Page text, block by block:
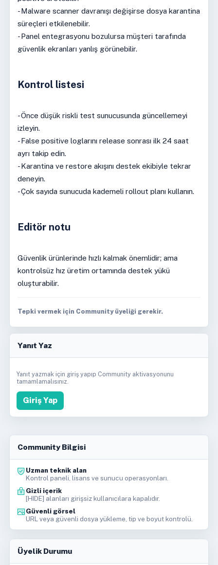
- Malware scanner davranışı değişirse dosya karantina
süreçleri etkilenebilir.
- Panel entegrasyonu bozulursa müşteri tarafında
güvenlik ekranları yanlış görünebilir.
Kontrol listesi
- Önce düşük riskli test sunucusunda güncellemeyi
izleyin.
- False positive loglarını release sonrası ilk 24 saat
ayrı takip edin.
- Karantina ve restore akışını destek ekibiyle tekrar
deneyin.
- Çok sayıda sunucuda kademeli rollout planı kullanın.
Editör notu
Güvenlik ürünlerinde hızlı kalmak önemlidir; ama
kontrolsüz hız üretim ortamında destek yükü
oluşturabilir.
Tepki vermek için Community üyeliği gerekir.
Yanıt Yaz
Yanıt yazmak için giriş yapıp Community aktivasyonunu
tamamlamalısınız.
Giriş Yap
Community Bilgisi
Uzman teknik alan
Kontrol paneli, lisans ve sunucu operasyonları.
Gizli içerik
[HIDE] alanları girişsiz kullanıcılara kapalıdır.
Güvenli görsel
URL veya güvenli dosya yükleme, tip ve boyut kontrolü.
Üyelik Durumu